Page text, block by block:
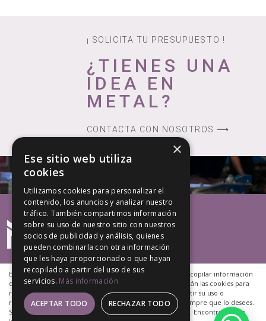
Este sitio web utiliza cookies propias y de terceros para recopilar información
que ayuda a optimizar tu visita a sus páginas. NO se utilizarán las cookies para
recoger información de carácter personal. Puedes permitir su uso o
rechazarlo, también puedes cambiar su configuración siempre que lo desees.
Si continúas navegando, consideramos que aceptas tu uso. Encontrarás más
¡ SOLICITA TU PRESUPUESTO !
¿TIENES UNA
IDEA EN
METAL?
CONTACTA CON NOSOTROS ⟶
×
Ese sitio web utiliza
cookies
Utilizamos cookies para personalizar el
contenido, los anuncios y analizar nuestro
tráfico. También compartimos información
sobre su uso de nuestro sitio con nuestros
socios de publicidad y análisis, quienes
pueden combinarla con otra información
que les haya proporcionado o que hayan
recopilado a partir del uso de sus
servicios. Más información
ACEPTAR TODO RECHAZAR TODO